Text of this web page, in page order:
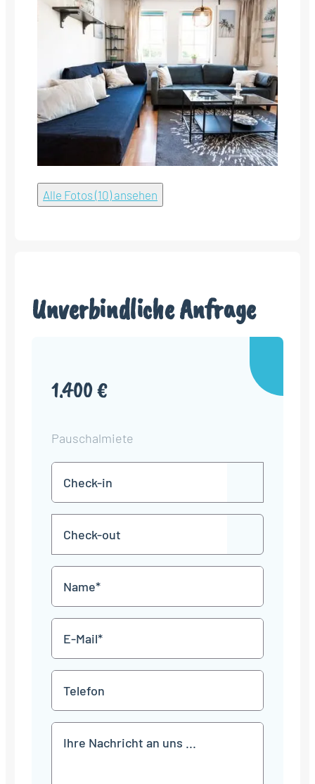
Alle Fotos (10) ansehen
Unverbindliche Anfrage
1.400 €
Pauschalmiete
in
TT
Punkt
MM
JJJJ
TT
Punkt
MM
JJJJ
Mail
*